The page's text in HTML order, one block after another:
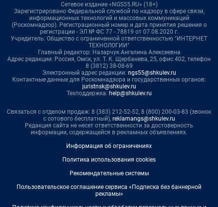
Сетевое издание «NGS55.RU» (18+)
Зарегистрировано Федеральной службой по надзору в сфере связи,
информационных технологий и массовых коммуникаций
(Роскомнадзор). Регистрационный номер и дата принятия решения о
регистрации - ЭЛ № ФС 77 - 78819 от 07.08.2020 г.
Учредитель: Общество с ограниченной ответственностью "ИНТЕРНЕТ
ТЕХНОЛОГИИ"
Главный редактор: Назарчук Ангелина Алексеевна
Адрес редакции: Россия, Омск, ул. Т. К. Щербанева, 25, офис 402, телефон
8 (3812) 38-08-69
Электронный адрес редакции: ngs55@shkulev.ru
Контактные данные для Роскомнадзора и государственных органов:
juristnsk@shkulev.ru
Техподдержка: help@shkulev.ru
Связаться с отделом продаж: 8 (383) 212-52-52, 8 (800) 200-03-83 (звонок
с сотового бесплатный), reklamangs@shkulev.ru
Редакция сайта не несет ответственности за достоверность
информации, содержащейся в рекламных объявлениях.
Информация об ограничениях
Политика использования cookies
Рекомендательные системы
Пользовательское соглашение сервиса «Подписка без баннерной
рекламы»